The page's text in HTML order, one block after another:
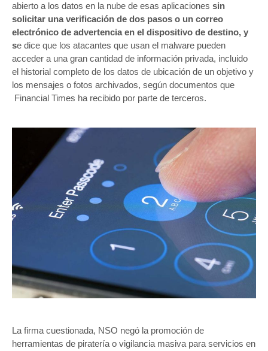
abierto a los datos en la nube de esas aplicaciones sin
solicitar una verificación de dos pasos o un correo
electrónico de advertencia en el dispositivo de destino, y
se dice que los atacantes que usan el malware pueden
acceder a una gran cantidad de información privada, incluido
el historial completo de los datos de ubicación de un objetivo y
los mensajes o fotos archivados, según documentos que
Financial Times ha recibido por parte de terceros.
La firma cuestionada, NSO negó la promoción de
herramientas de piratería o vigilancia masiva para servicios en